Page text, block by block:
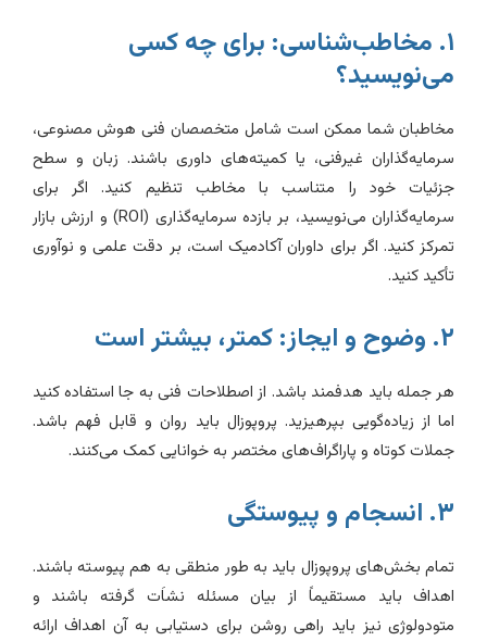
۱. مخاطب‌شناسی: برای چه کسی
شما ممکن است شامل متخصصان فنی هوش مصنوعی،
غیرفنی، یا کمیته‌های داوری باشند. زبان و سطح
خود را متناسب با مخاطب تنظیم کنید. اگر برای
سرمایه‌گذاران می‌نویسید، بر بازده سرمایه‌گذاری (ROI) و ارزش بازار
کنید. اگر برای داوران آکادمیک است، بر دقت علمی و نوآوری
کنید.
جمله باید هدفمند باشد. از اصطلاحات فنی به جا استفاده کنید
از زیاده‌گویی بپرهیزید. پروپوزال باید روان و قابل فهم باشد.
کوتاه و پاراگراف‌های مختصر به خوانایی کمک می‌کنند.
بخش‌های پروپوزال باید به طور منطقی به هم پیوسته باشند.
باید مستقیماً از بیان مسئله نشاَت گرفته باشند و
نیز باید راهی روشن برای دستیابی به آن اهداف ارائه